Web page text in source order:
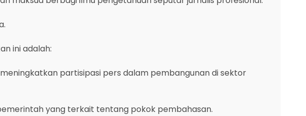
ini adalah:
partisipasi pers dalam pembangunan di sektor
yang terkait tentang pokok pembahasan.